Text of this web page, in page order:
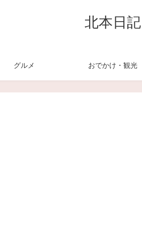
北本日記
グルメ おでかけ・観光